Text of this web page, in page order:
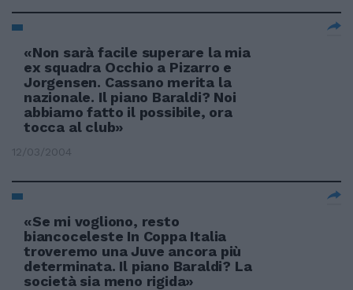
«Non sarà facile superare la mia
ex squadra Occhio a Pizarro e
Jorgensen. Cassano merita la
nazionale. Il piano Baraldi? Noi
abbiamo fatto il possibile, ora
tocca al club»
12/03/2004
«Se mi vogliono, resto
biancoceleste In Coppa Italia
troveremo una Juve ancora più
determinata. Il piano Baraldi? La
società sia meno rigida»